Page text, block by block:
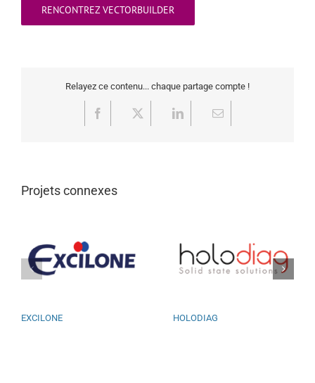
RENCONTREZ VECTORBUILDER
Relayez ce contenu... chaque partage compte !
Facebook LinkedInEmail
Projets connexes
EXCILONE HOLODIAG